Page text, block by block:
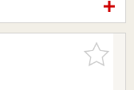
お気に入
りに追加